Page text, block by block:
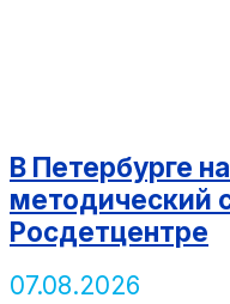
В Петербурге
методический
Росдетцентре
07.08.2026